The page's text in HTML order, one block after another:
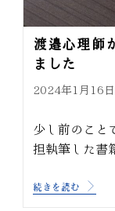
渡邉心理師
ました
2024年1月16日
少し前のこと
担執筆した書
続きを読む